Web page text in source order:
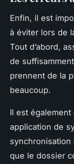
Enfin, il est
à éviter lors de
Tout d’abord,
de
prennent de la
beaucoup.
Il est
application de
que le dossier